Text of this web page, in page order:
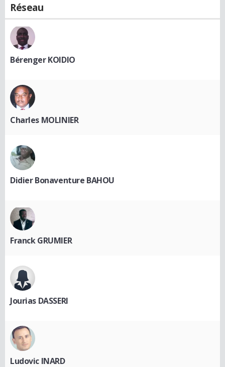
Réseau
Bérenger KOIDIO
Charles MOLINIER
Didier Bonaventure BAHOU
Franck GRUMIER
Jourias DASSERI
Ludovic INARD